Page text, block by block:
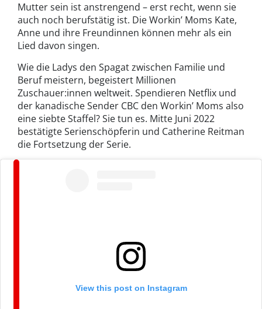
Mutter sein ist anstrengend – erst recht, wenn sie
auch noch berufstätig ist. Die Workin’ Moms Kate,
Anne und ihre Freundinnen können mehr als ein
Lied davon singen.
Wie die Ladys den Spagat zwischen Familie und
Beruf meistern, begeistert Millionen
Zuschauer:innen weltweit. Spendieren Netflix und
der kanadische Sender CBC den Workin’ Moms also
eine siebte Staffel? Sie tun es. Mitte Juni 2022
bestätigte Serienschöpferin und Catherine Reitman
die Fortsetzung der Serie.
View this post on Instagram